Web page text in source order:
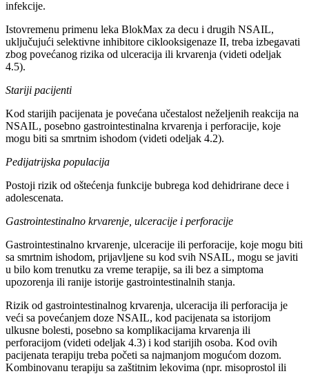
infekcije.
Istovremenu primenu leka BlokMax za decu i drugih NSAIL,
uključujući selektivne inhibitore ciklooksigenaze II, treba izbegavati
zbog povećanog rizika od ulceracija ili krvarenja (videti odeljak
4.5).
Stariji pacijenti
Kod starijih pacijenata je povećana učestalost neželjenih reakcija na
NSAIL, posebno gastrointestinalna krvarenja i perforacije, koje
mogu biti sa smrtnim ishodom (videti odeljak 4.2).
Pedijatrijska populacija
Postoji rizik od oštećenja funkcije bubrega kod dehidrirane dece i
adolescenata.
Gastrointestinalno krvarenje, ulceracije i perforacije
Gastrointestinalno krvarenje, ulceracije ili perforacije, koje mogu biti
sa smrtnim ishodom, prijavljene su kod svih NSAIL, mogu se javiti
u bilo kom trenutku za vreme terapije, sa ili bez a simptoma
upozorenja ili ranije istorije gastrointestinalnih stanja.
Rizik od gastrointestinalnog krvarenja, ulceracija ili perforacija je
veći sa povećanjem doze NSAIL, kod pacijenata sa istorijom
ulkusne bolesti, posebno sa komplikacijama krvarenja ili
perforacijom (videti odeljak 4.3) i kod starijih osoba. Kod ovih
pacijenata terapiju treba početi sa najmanjom mogućom dozom.
Kombinovanu terapiju sa zaštitnim lekovima (npr. misoprostol ili